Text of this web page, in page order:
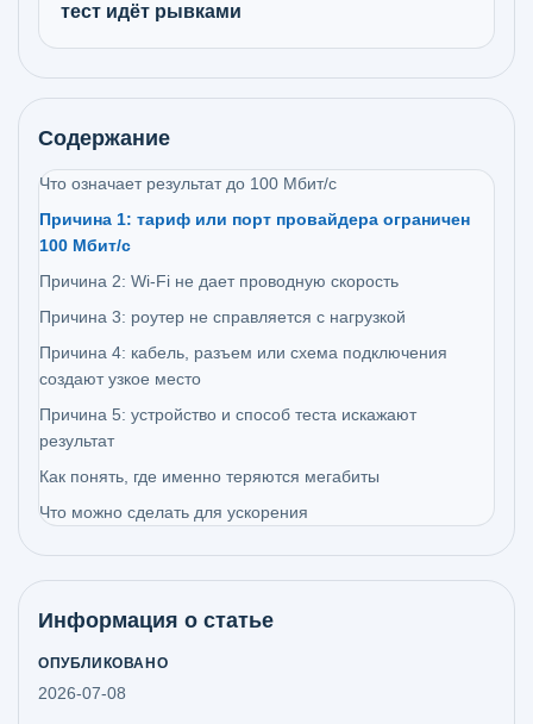
тест идёт рывками
Содержание
Что означает результат до 100 Мбит/с
Причина 1: тариф или порт провайдера ограничен
100 Мбит/с
Причина 2: Wi-Fi не дает проводную скорость
Причина 3: роутер не справляется с нагрузкой
Причина 4: кабель, разъем или схема подключения
создают узкое место
Причина 5: устройство и способ теста искажают
результат
Как понять, где именно теряются мегабиты
Что можно сделать для ускорения
Информация о статье
ОПУБЛИКОВАНО
2026-07-08